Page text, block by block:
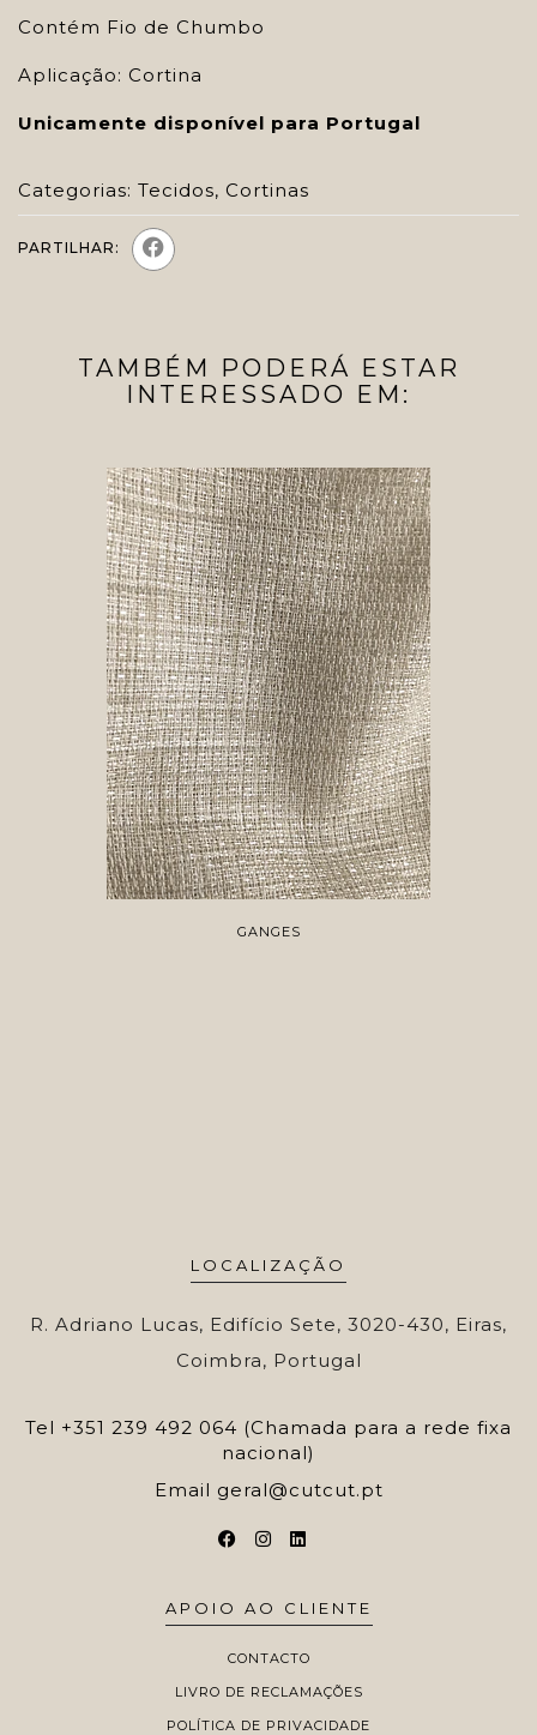
Contém Fio de Chumbo
Aplicação: Cortina
Unicamente disponível para Portugal
Categorias: Tecidos, Cortinas
PARTILHAR:
TAMBÉM PODERÁ ESTAR
INTERESSADO EM:
GANGES
LOCALIZAÇÃO
R. Adriano Lucas, Edifício Sete, 3020-430, Eiras,
Coimbra, Portugal
Tel +351 239 492 064 (Chamada para a rede fixa
nacional)
Email geral@cutcut.pt
APOIO AO CLIENTE
CONTACTO
LIVRO DE RECLAMAÇÕES
POLÍTICA DE PRIVACIDADE